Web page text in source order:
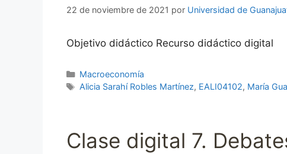
22 de noviembre de 2021 por Universidad de
Objetivo didáctico Recurso didáctico digital
Categorías
Macroeconomía
Etiquetas
Alicia Sarahí Robles Martínez, EALI04102, María
Clase digital 7.